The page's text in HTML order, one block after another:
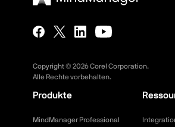
Copyright © 2026Corel Corporation.
Alle Rechte vorbehalten.
Produkte
MindManager Professional